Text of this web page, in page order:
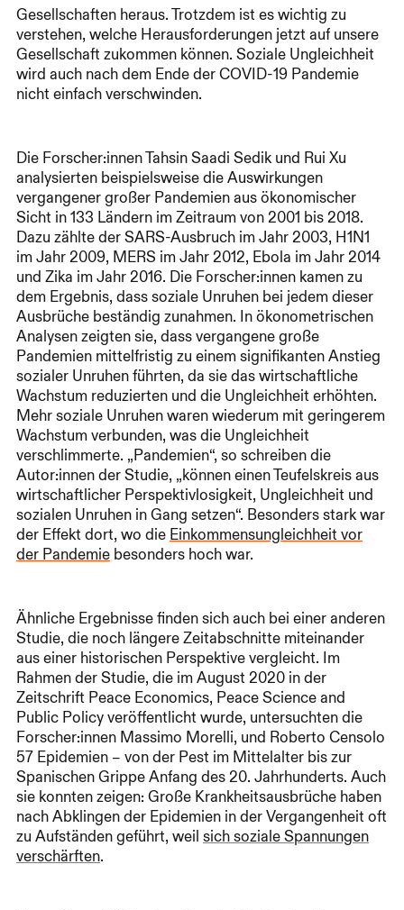
Gesellschaften heraus. Trotzdem ist es wichtig zu
verstehen, welche Herausforderungen jetzt auf unsere
Gesellschaft zukommen können. Soziale Ungleichheit
wird auch nach dem Ende der COVID-19 Pandemie
nicht einfach verschwinden.
Die Forscher:innen Tahsin Saadi Sedik und Rui Xu
analysierten beispielsweise die Auswirkungen
vergangener großer Pandemien aus ökonomischer
Sicht in 133 Ländern im Zeitraum von 2001 bis 2018.
Dazu zählte der SARS-Ausbruch im Jahr 2003, H1N1
im Jahr 2009, MERS im Jahr 2012, Ebola im Jahr 2014
und Zika im Jahr 2016. Die Forscher:innen kamen zu
dem Ergebnis, dass soziale Unruhen bei jedem dieser
Ausbrüche beständig zunahmen. In ökonometrischen
Analysen zeigten sie, dass vergangene große
Pandemien mittelfristig zu einem signifikanten Anstieg
sozialer Unruhen führten, da sie das wirtschaftliche
Wachstum reduzierten und die Ungleichheit erhöhten.
Mehr soziale Unruhen waren wiederum mit geringerem
Wachstum verbunden, was die Ungleichheit
verschlimmerte. „Pandemien“, so schreiben die
Autor:innen der Studie, „können einen Teufelskreis aus
wirtschaftlicher Perspektivlosigkeit, Ungleichheit und
sozialen Unruhen in Gang setzen“. Besonders stark war
der Effekt dort, wo die Einkommensungleichheit vor
der Pandemie besonders hoch war.
Ähnliche Ergebnisse finden sich auch bei einer anderen
Studie, die noch längere Zeitabschnitte miteinander
aus einer historischen Perspektive vergleicht. Im
Rahmen der Studie, die im August 2020 in der
Zeitschrift Peace Economics, Peace Science and
Public Policy veröffentlicht wurde, untersuchten die
Forscher:innen Massimo Morelli, und Roberto Censolo
57 Epidemien – von der Pest im Mittelalter bis zur
Spanischen Grippe Anfang des 20. Jahrhunderts. Auch
sie konnten zeigen: Große Krankheitsausbrüche haben
nach Abklingen der Epidemien in der Vergangenheit oft
zu Aufständen geführt, weil sich soziale Spannungen
verschärften.